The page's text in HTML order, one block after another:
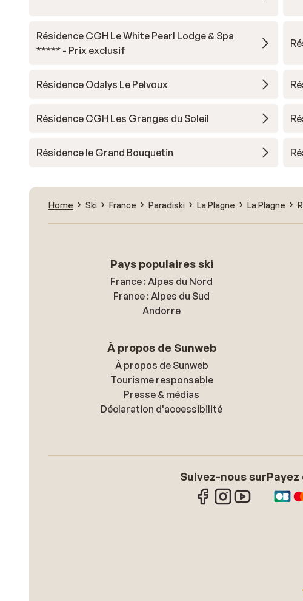
Résidence CGH Le White Pearl Lodge & Spa
***** - Prix exclusif
Résidence Odalys Le Pelvoux
Résidence CGH Les Granges du Soleil
Résidence le Grand Bouquetin
Home Ski France Paradiski La Plagne La Plagne
Pays populaires ski
France : Alpes du Nord
France : Alpes du Sud
Andorre
À propos de Sunweb
À propos de Sunweb
Tourisme responsable
Presse & médias
Déclaration d'accessibilité
Suivez-nous sur